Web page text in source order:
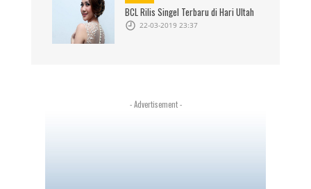
BCL Rilis Singel Terbaru di Hari Ultah
22-03-2019 23:37
- Advertisement -